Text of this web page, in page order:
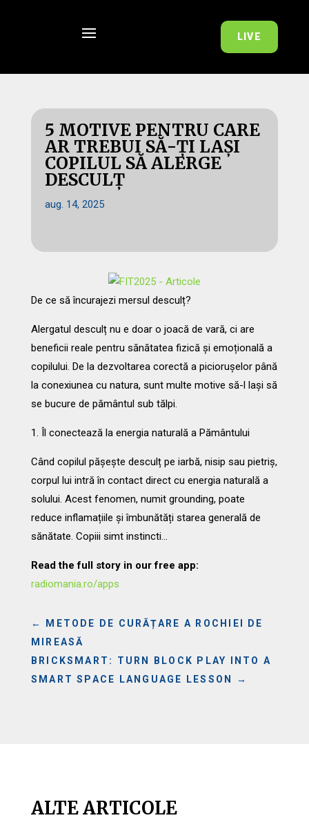
LIVE
5 MOTIVE PENTRU CARE
AR TREBUI SĂ-ȚI LAȘI
COPILUL SĂ ALERGE
DESCULȚ
aug. 14, 2025
De ce să încurajezi mersul desculț?
Alergatul desculț nu e doar o joacă de vară, ci are
beneficii reale pentru sănătatea fizică și emoțională a
copilului. De la dezvoltarea corectă a piciorușelor până
la conexiunea cu natura, sunt multe motive să-l lași să
se bucure de pământul sub tălpi.
1. Îl conectează la energia naturală a Pământului
Când copilul pășește desculț pe iarbă, nisip sau pietriș,
corpul lui intră în contact direct cu energia naturală a
solului. Acest fenomen, numit grounding, poate
reduce inflamațiile și îmbunătăți starea generală de
sănătate. Copiii simt instincti…
Read the full story in our free app:
radiomania.ro/apps
←
METODE DE CURĂȚARE A ROCHIEI DE
MIREASĂ
BRICKSMART: TURN BLOCK PLAY INTO A
SMART SPACE LANGUAGE LESSON
→
ALTE ARTICOLE